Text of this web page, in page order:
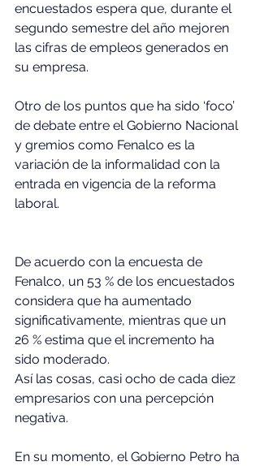
encuestados espera que, durante el
segundo semestre del año mejoren
las cifras de empleos generados en
su empresa.
Otro de los puntos que ha sido ‘foco’
de debate entre el Gobierno Nacional
y gremios como Fenalco es la
variación de la informalidad con la
entrada en vigencia de la reforma
laboral.
De acuerdo con la encuesta de
Fenalco, un 53 % de los encuestados
considera que ha aumentado
significativamente, mientras que un
26 % estima que el incremento ha
sido moderado.
Así las cosas, casi ocho de cada diez
empresarios con una percepción
negativa.
En su momento, el Gobierno Petro ha